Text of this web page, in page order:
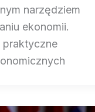
narzędziem
ekonomii.
praktyczne